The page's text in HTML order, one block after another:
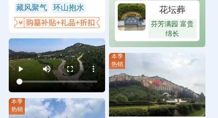
藏风聚气
环山抱水
本季
热销
花坛葬
芬芳满园 富贵
绵长
本季
热销